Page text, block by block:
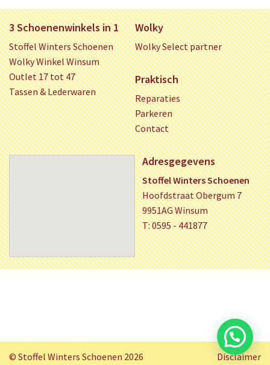
3 Schoenenwinkels in 1
Stoffel Winters Schoenen
Wolky Winkel Winsum
Outlet 17 tot 47
Tassen & Lederwaren
Wolky
Wolky Select partner
Praktisch
Reparaties
Parkeren
Contact
Adresgegevens
Stoffel Winters Schoenen
Hoofdstraat Obergum 7
9951AG Winsum
T: 0595 - 441877
© Stoffel Winters Schoenen 2026 Disclaimer